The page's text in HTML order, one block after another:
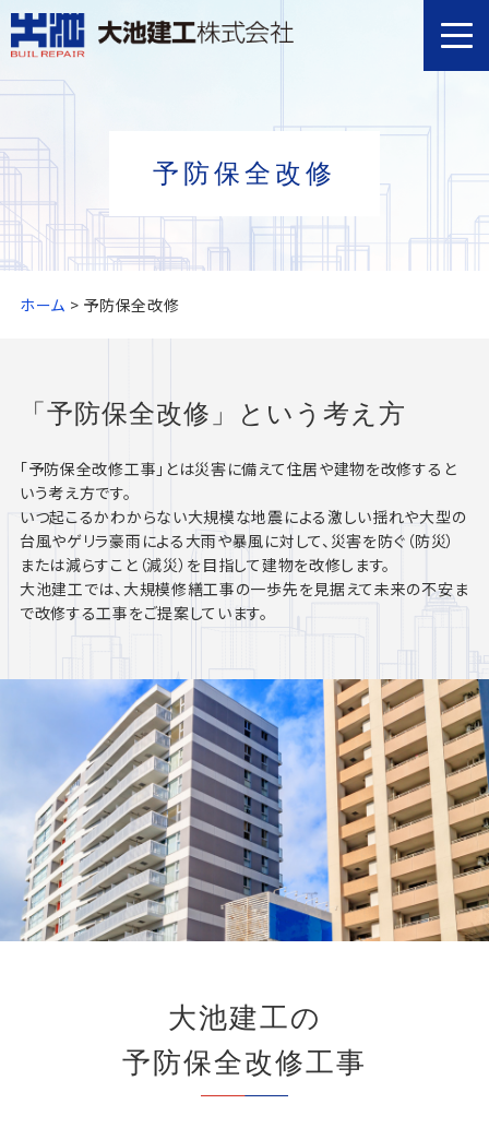
予防保全改修
ホーム > 予防保全改修
「予防保全改修」という考え方
「予防保全改修工事」とは災害に備えて住居や建物を改修すると
いう考え方です。
いつ起こるかわからない大規模な地震による激しい揺れや大型の
台風やゲリラ豪雨による大雨や暴風に対して、災害を防ぐ（防災）
または減らすこと（減災）を目指して建物を改修します。
大池建工では、大規模修繕工事の一歩先を見据えて未来の不安ま
で改修する工事をご提案しています。
大池建工の
予防保全改修工事